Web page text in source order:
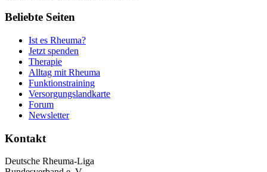
Beliebte Seiten
Ist es Rheuma?
Jetzt spenden
Therapie
Alltag mit Rheuma
Funktionstraining
Versorgungslandkarte
Forum
Newsletter
Kontakt
Deutsche Rheuma-Liga